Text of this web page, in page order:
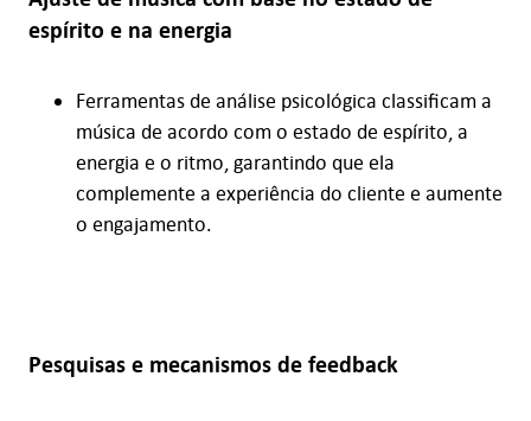
espírito e na energia
Ferramentas de análise psicológica classificam a
música de acordo com o estado de espírito, a
energia e o ritmo, garantindo que ela
complemente a experiência do cliente e aumente
o engajamento.
Pesquisas e mecanismos de feedback